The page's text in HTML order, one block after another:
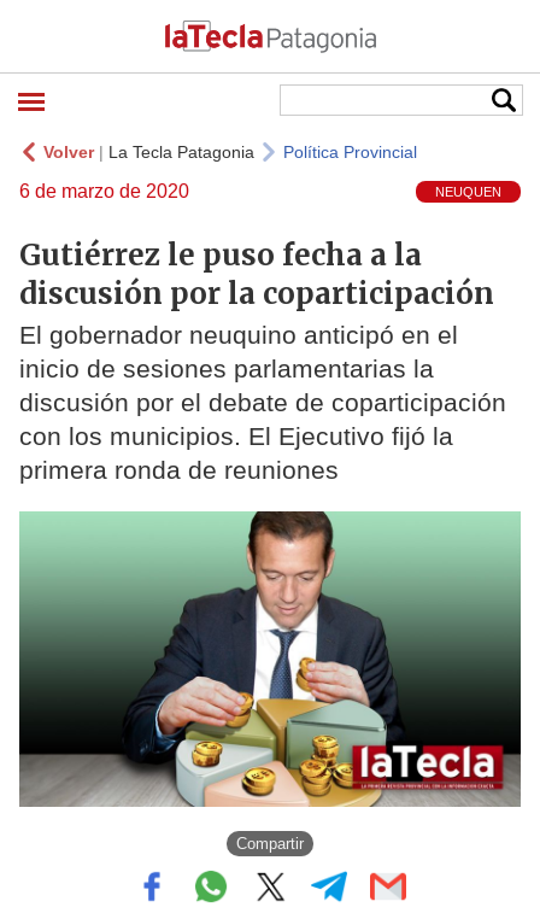
Volver| La Tecla Patagonia Política Provincial
6 de marzo de 2020 NEUQUEN
Gutiérrez le puso fecha a la
discusión por la coparticipación
El gobernador neuquino anticipó en el
inicio de sesiones parlamentarias la
discusión por el debate de coparticipación
con los municipios. El Ejecutivo fijó la
primera ronda de reuniones
Compartir